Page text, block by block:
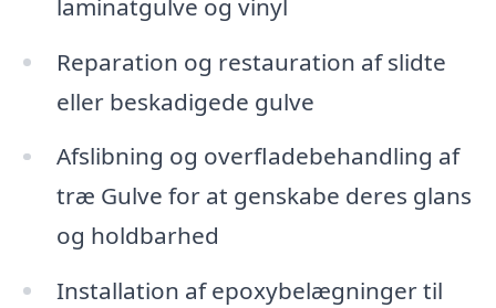
laminatgulve og vinyl
Reparation og restauration af slidte
eller beskadigede gulve
Afslibning og overfladebehandling af
træ Gulve for at genskabe deres glans
og holdbarhed
Installation af epoxybelægninger til